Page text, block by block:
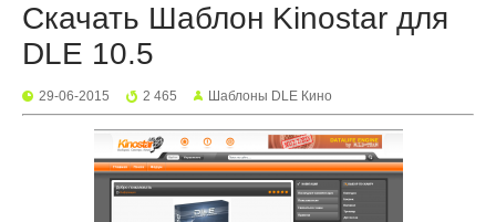
Скачать Шаблон Kinostar для
DLE 10.5
29-06-2015 2 465 Шаблоны DLE Кино